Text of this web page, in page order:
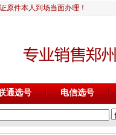
原件本人到场当面办理！
通选号 电信选号